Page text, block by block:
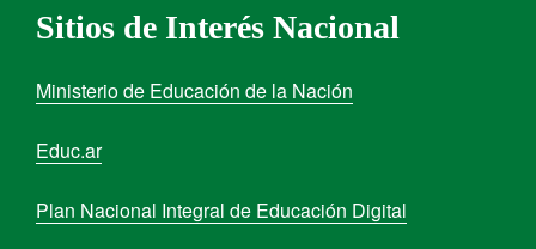
Sitios de Interés Nacional
Ministerio de Educación de la Nación
Educ.ar
Plan Nacional Integral de Educación Digital